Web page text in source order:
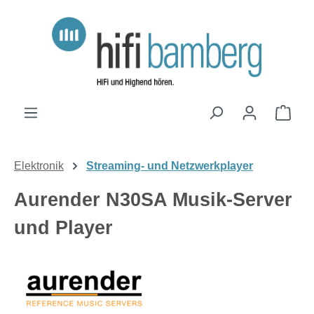
Zum Hauptinhalt springen
Elektronik Streaming- und Netzwerkplayer
Aurender N30SA Musik-Server
und Player